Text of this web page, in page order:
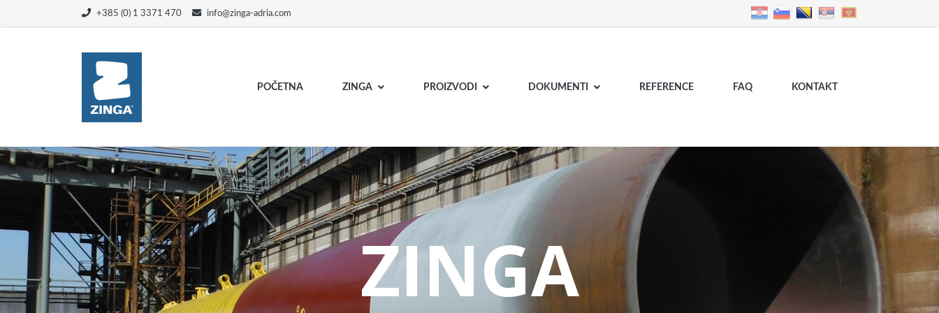
+385 (0) 1 3371 470 info@zinga-adria.com
POČETNA ZINGA PROIZVODI DOKUMENTI REFERENCE FAQ KONTAKT
ZINGA
ZINGA